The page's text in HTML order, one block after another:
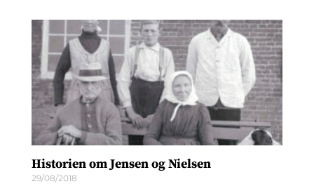
Historien om Jensen og Nielsen
29/08/2018